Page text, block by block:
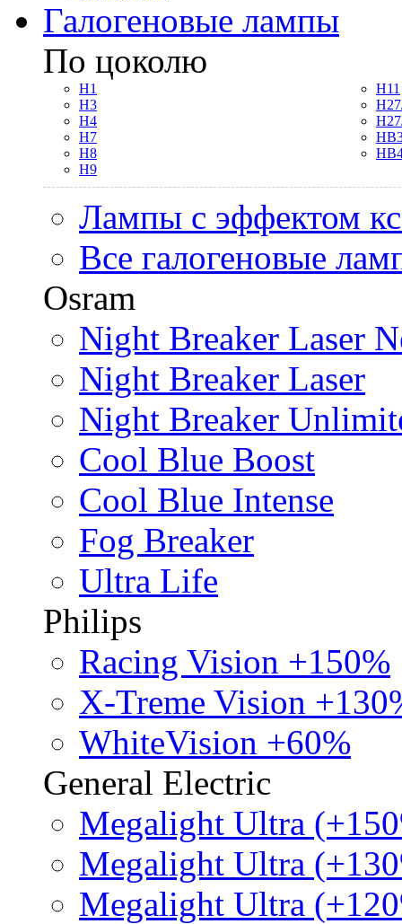
Галогеновые лампы
По цоколю
H1
H3
H4
H7
H8
H9
H11
Лампы с эффектом
Все галогеновые
Osram
Night Breaker Laser
Night Breaker Laser
Night Breaker
Cool Blue Boost
Cool Blue Intense
Fog Breaker
Ultra Life
Philips
Racing Vision +150%
X-Treme Vision
WhiteVision +60%
General Electric
Megalight Ultra
Megalight Ultra
Megalight Ultra